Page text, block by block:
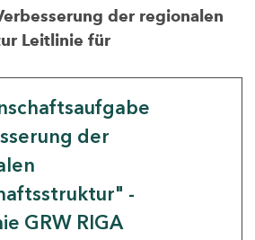
der regionalen
Leitlinie für
der
-
GRW RIGA